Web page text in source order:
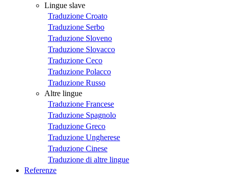
Lingue slave
Traduzione Croato
Traduzione Serbo
Traduzione Sloveno
Traduzione Slovacco
Traduzione Ceco
Traduzione Polacco
Traduzione Russo
Altre lingue
Traduzione Francese
Traduzione Spagnolo
Traduzione Greco
Traduzione Ungherese
Traduzione Cinese
Traduzione di altre lingue
Referenze